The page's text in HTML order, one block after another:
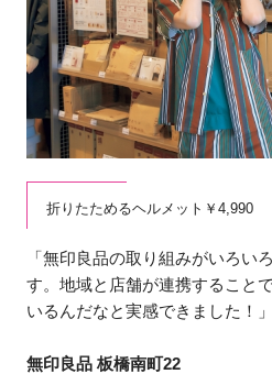
折りたためるヘルメット￥4,990
「無印良品の取り組みがいろい
す。地域と店舗が連携すること
いるんだなと実感できました！
無印良品 板橋南町22